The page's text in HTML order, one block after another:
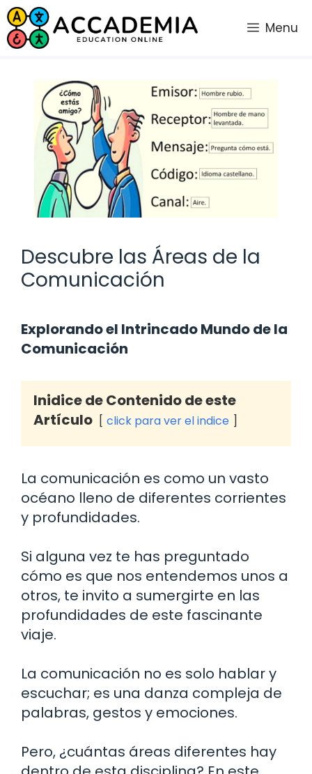
Saltar
al
contenido
Menu
Descubre las Áreas de la
Comunicación
Explorando el Intrincado Mundo de la
Comunicación
Inidice de Contenido de este
Artículo
click para ver el indice
La comunicación es como un vasto
océano lleno de diferentes corrientes
y profundidades.
Si alguna vez te has preguntado
cómo es que nos entendemos unos a
otros, te invito a sumergirte en las
profundidades de este fascinante
viaje.
La comunicación no es solo hablar y
escuchar; es una danza compleja de
palabras, gestos y emociones.
Pero, ¿cuántas áreas diferentes hay